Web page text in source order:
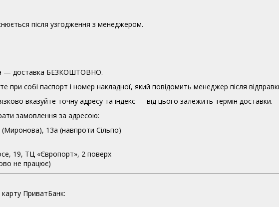
після узгодження з менеджером.
— доставка БЕЗКОШТОВНО.
при собі паспорт і номер накладної, який повідомить менеджер після
вказуйте точну адресу та індекс — від цього залежить термін доставки.
замовлення за адресою:
13а (навпроти Сільпо)
19, ТЦ «Європорт», 2 поверх
не працює)
ПриватБанк: